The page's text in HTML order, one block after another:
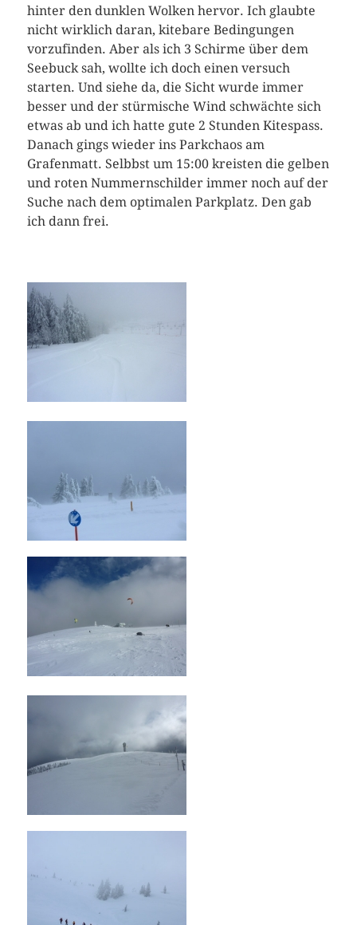
hinter den dunklen Wolken hervor. Ich glaubte
nicht wirklich daran, kitebare Bedingungen
vorzufinden. Aber als ich 3 Schirme über dem
Seebuck sah, wollte ich doch einen versuch
starten. Und siehe da, die Sicht wurde immer
besser und der stürmische Wind schwächte sich
etwas ab und ich hatte gute 2 Stunden Kitespass.
Danach gings wieder ins Parkchaos am
Grafenmatt. Selbbst um 15:00 kreisten die gelben
und roten Nummernschilder immer noch auf der
Suche nach dem optimalen Parkplatz. Den gab
ich dann frei.